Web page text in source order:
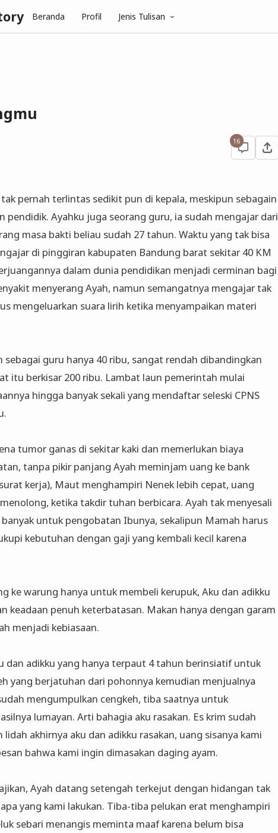
Beranda Profil Jenis Tulisan
16
pernah terlintas sedikit pun di kepala, meskipun sebagain
pendidik. Ayahku juga seorang guru, ia sudah mengajar dari
masa bakti beliau sudah 27 tahun. Waktu yang tak bisa
di pinggiran kabupaten Bandung barat sekitar 40 KM
dalam dunia pendidikan menjadi cerminan bagi
menyerang Ayah, namun semangatnya mengajar tak
mengeluarkan suara lirih ketika menyampaikan materi
sebagai guru hanya 40 ribu, sangat rendah dibandingkan
itu berkisar 200 ribu. Lambat laun pemerintah mulai
hingga banyak sekali yang mendaftar seleski CPNS
tumor ganas di sekitar kaki dan memerlukan biaya
tanpa pikir panjang Ayah meminjam uang ke bank
kerja), Maut menghampiri Nenek lebih cepat, uang
ketika takdir tuhan berbicara. Ayah tak menyesali
untuk pengobatan Ibunya, sekalipun Mamah harus
kebutuhan dengan gaji yang kembali kecil karena
ke warung hanya untuk membeli kerupuk, Aku dan adikku
keadaan penuh keterbatasan. Makan hanya dengan garam
menjadi kebiasaan.
dan adikku yang hanya terpaut 4 tahun berinsiatif untuk
yang berjatuhan dari pohonnya kemudian menjualnya
mengumpulkan cengkeh, tiba saatnya untuk
lumayan. Arti bahagia aku rasakan. Es krim sudah
akhirnya aku dan adikku rasakan, uang sisanya kami
bahwa kami ingin dimasakan daging ayam.
Ayah datang setengah terkejut dengan hidangan tak
yang kami lakukan. Tiba-tiba pelukan erat menghampiri
sebari menangis meminta maaf karena belum bisa